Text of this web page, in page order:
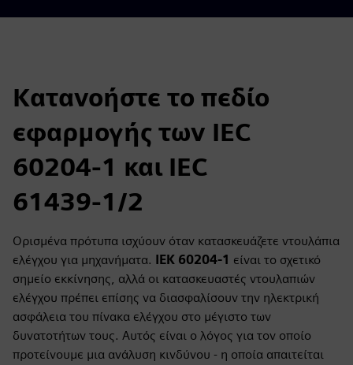
Κατανοήστε το πεδίο
εφαρμογής των IEC
60204-1 και IEC
61439‑1/2
Ορισμένα πρότυπα ισχύουν όταν κατασκευάζετε ντουλάπια
ελέγχου για μηχανήματα. ΙΕΚ 60204-1 είναι το σχετικό
σημείο εκκίνησης, αλλά οι κατασκευαστές ντουλαπιών
ελέγχου πρέπει επίσης να διασφαλίσουν την ηλεκτρική
ασφάλεια του πίνακα ελέγχου στο μέγιστο των
δυνατοτήτων τους. Αυτός είναι ο λόγος για τον οποίο
προτείνουμε μια ανάλυση κινδύνου - η οποία απαιτείται